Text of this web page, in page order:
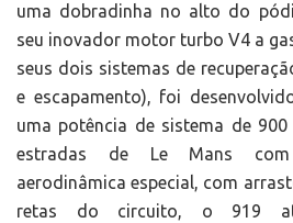
uma dobradinha no alto do
seu inovador motor turbo V4 a
seus dois sistemas de
e escapamento), foi
uma potência de sistema de
estradas de Le Mans com
aerodinâmica especial, com
retas do circuito, o 919